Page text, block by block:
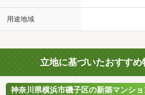
用途地域
立地に基づいたおすすめ
神奈川県横浜市磯子区の新築マンシ